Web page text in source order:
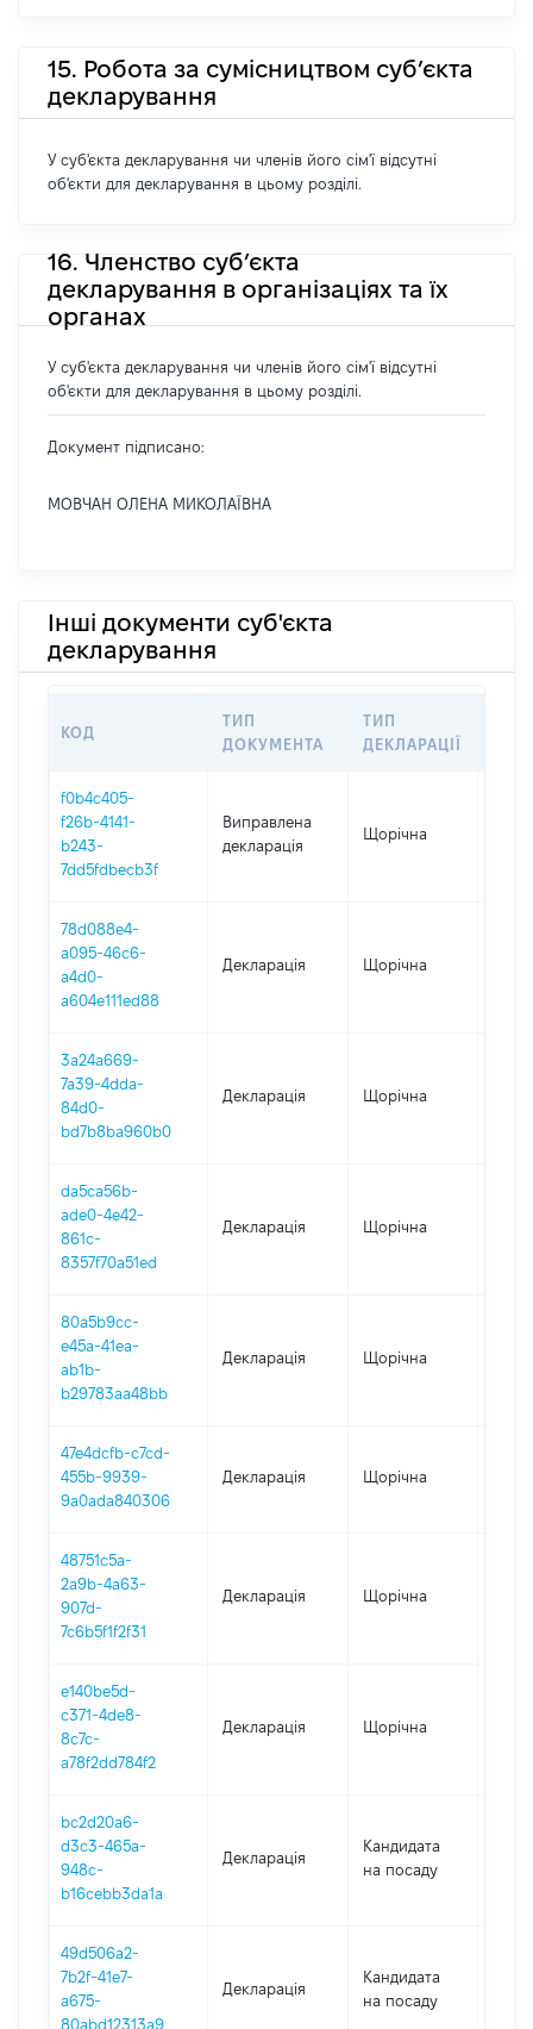
15. Робота за сумісництвом суб’єкта
декларування
У суб'єкта декларування чи членів його сім'ї відсутні
об'єкти для декларування в цьому розділі.
16. Членство суб’єкта
декларування в організаціях та їх
органах
У суб'єкта декларування чи членів його сім'ї відсутні
об'єкти для декларування в цьому розділі.
Документ підписано:
МОВЧАН ОЛЕНА МИКОЛАЇВНА
Інші документи суб'єкта
декларування
КОД
ТИП
ДОКУМЕНТА
ТИП
ДЕКЛАРАЦІЇ
f0b4c405-
f26b-4141-
b243-
7dd5fdbecb3f
Виправлена
декларація
Щорічна
78d088e4-
a095-46c6-
a4d0-
a604e111ed88
Декларація Щорічна
3a24a669-
7a39-4dda-
84d0-
bd7b8ba960b0
Декларація Щорічна
da5ca56b-
ade0-4e42-
861c-
8357f70a51ed
Декларація Щорічна
80a5b9cc-
e45a-41ea-
ab1b-
b29783aa48bb
Декларація Щорічна
47e4dcfb-c7cd-
455b-9939-
9a0ada840306
Декларація Щорічна
48751c5a-
2a9b-4a63-
907d-
7c6b5f1f2f31
Декларація Щорічна
e140be5d-
c371-4de8-
8c7c-
a78f2dd784f2
Декларація Щорічна
bc2d20a6-
d3c3-465a-
948c-
b16cebb3da1a
Декларація
Кандидата
на посаду
49d506a2-
7b2f-41e7-
a675-
80abd12313a9
Декларація
Кандидата
на посаду